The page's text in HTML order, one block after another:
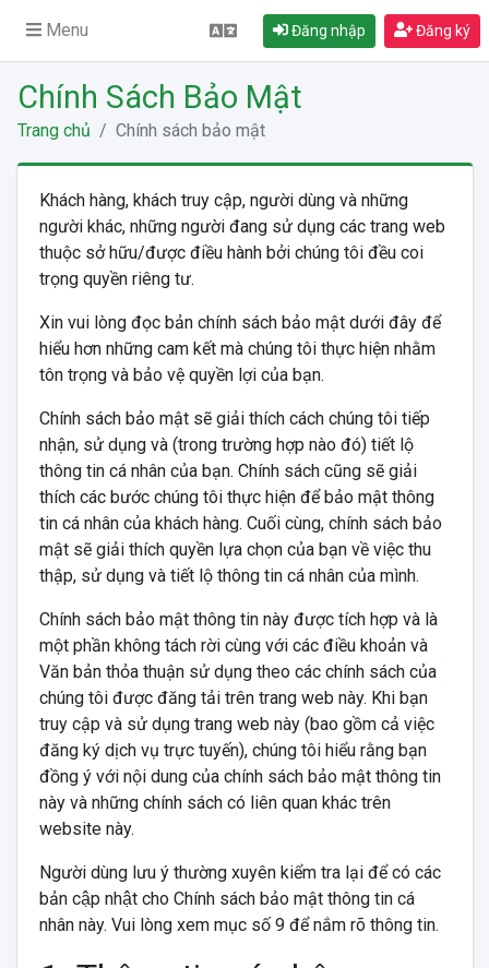
Menu Đăng nhập Đăng ký
Chính Sách Bảo Mật
Trang chủ Chính sách bảo mật
Khách hàng, khách truy cập, người dùng và những
người khác, những người đang sử dụng các trang web
thuộc sở hữu/được điều hành bởi chúng tôi đều coi
trọng quyền riêng tư.
Xin vui lòng đọc bản chính sách bảo mật dưới đây để
hiểu hơn những cam kết mà chúng tôi thực hiện nhằm
tôn trọng và bảo vệ quyền lợi của bạn.
Chính sách bảo mật sẽ giải thích cách chúng tôi tiếp
nhận, sử dụng và (trong trường hợp nào đó) tiết lộ
thông tin cá nhân của bạn. Chính sách cũng sẽ giải
thích các bước chúng tôi thực hiện để bảo mật thông
tin cá nhân của khách hàng. Cuối cùng, chính sách bảo
mật sẽ giải thích quyền lựa chọn của bạn về việc thu
thập, sử dụng và tiết lộ thông tin cá nhân của mình.
Chính sách bảo mật thông tin này được tích hợp và là
một phần không tách rời cùng với các điều khoản và
Văn bản thỏa thuận sử dụng theo các chính sách của
chúng tôi được đăng tải trên trang web này. Khi bạn
truy cập và sử dụng trang web này (bao gồm cả việc
đăng ký dịch vụ trực tuyến), chúng tôi hiểu rằng bạn
đồng ý với nội dung của chính sách bảo mật thông tin
này và những chính sách có liên quan khác trên
website này.
Người dùng lưu ý thường xuyên kiểm tra lại để có các
bản cập nhật cho Chính sách bảo mật thông tin cá
nhân này. Vui lòng xem mục số 9 để nắm rõ thông tin.